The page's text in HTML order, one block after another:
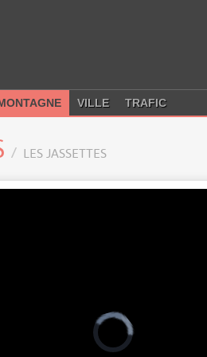
VILLE TRAFIC
LES JASSETTES